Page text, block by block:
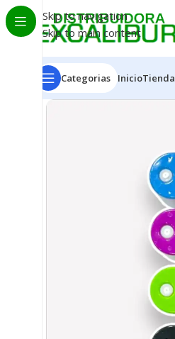
Skip to navigation
Skip to main content
Categorias InicioTienda